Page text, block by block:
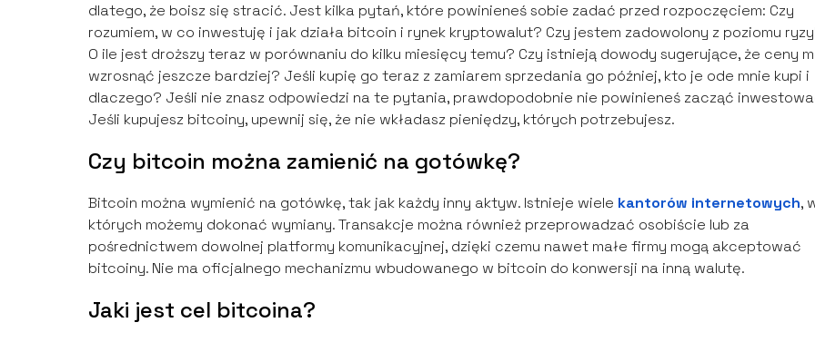
dlatego, że boisz się stracić. Jest kilka pytań, które powinieneś sobie zadać przed rozpoczęciem: Czy
rozumiem, w co inwestuję i jak działa bitcoin i rynek kryptowalut? Czy jestem zadowolony z poziomu
O ile jest droższy teraz w porównaniu do kilku miesięcy temu? Czy istnieją dowody sugerujące, że ceny
wzrosnąć jeszcze bardziej? Jeśli kupię go teraz z zamiarem sprzedania go później, kto je ode mnie kupi i
dlaczego? Jeśli nie znasz odpowiedzi na te pytania, prawdopodobnie nie powinieneś zacząć
Jeśli kupujesz bitcoiny, upewnij się, że nie wkładasz pieniędzy, których potrzebujesz.
Czy bitcoin można zamienić na gotówkę?
Bitcoin można wymienić na gotówkę, tak jak każdy inny aktyw. Istnieje wiele kantorów internetowych,
których możemy dokonać wymiany. Transakcje można również przeprowadzać osobiście lub za
pośrednictwem dowolnej platformy komunikacyjnej, dzięki czemu nawet małe firmy mogą akceptować
bitcoiny. Nie ma oficjalnego mechanizmu wbudowanego w bitcoin do konwersji na inną walutę.
Jaki jest cel bitcoina?